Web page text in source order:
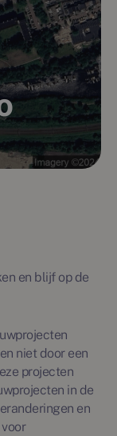
en blijf op de
niet door een
projecten
in de
en